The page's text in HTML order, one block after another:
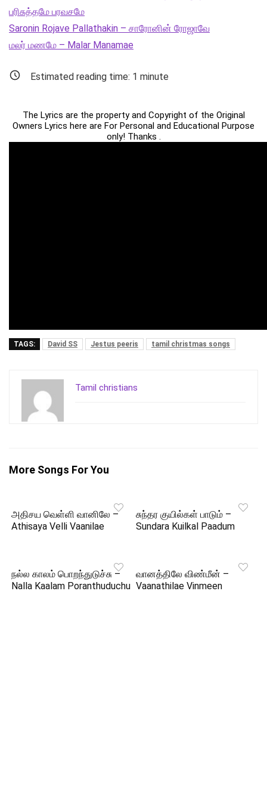
பரிசுத்தமே பரவசமே
Saronin Rojave Pallathakin – சாரோனின் ரோஜாவே
மலர் மணமே – Malar Manamae
Estimated reading time: 1 minute
The Lyrics are the property and Copyright of the Original
Owners Lyrics here are For Personal and Educational Purpose
only! Thanks .
TAGS: David SS Jestus peeris tamil christmas songs
Tamil christians
More Songs For You
அதிசய வெள்ளி வானிலே –
Athisaya Velli Vaanilae
சுந்தர குயில்கள் பாடும் –
Sundara Kuilkal Paadum
நல்ல காலம் பொறந்துடுச்சு –
Nalla Kaalam Poranthuduchu
வானத்திலே விண்மீன் –
Vaanathilae Vinmeen